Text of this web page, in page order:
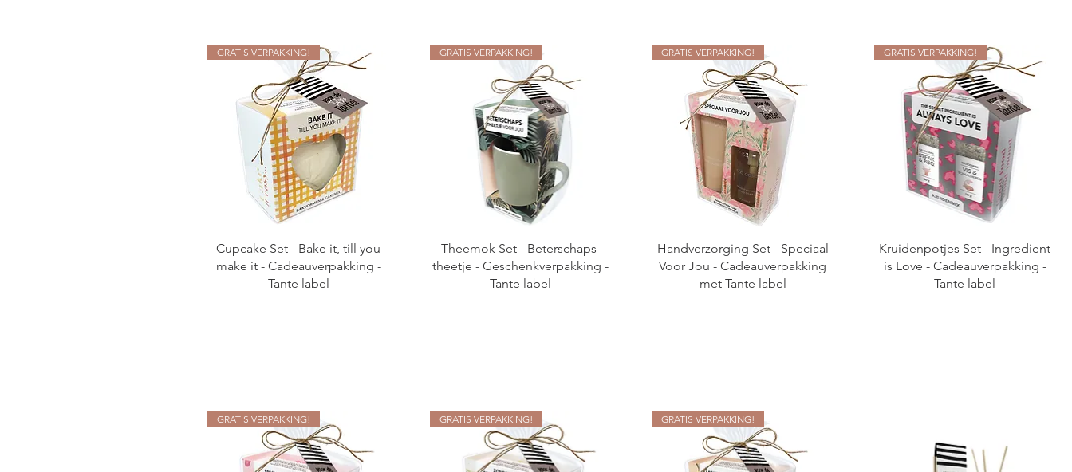
GRATIS VERPAKKING!
Cupcake Set - Bake it, till you
make it - Cadeauverpakking -
Tante label
GRATIS VERPAKKING!
Theemok Set - Beterschaps-
theetje - Geschenkverpakking -
Tante label
GRATIS VERPAKKING!
Handverzorging Set - Speciaal
Voor Jou - Cadeauverpakking
met Tante label
GRATIS VERPAKKING!
Kruidenpotjes Set - Ingredient
is Love - Cadeauverpakking -
Tante label
GRATIS VERPAKKING! GRATIS VERPAKKING! GRATIS VERPAKKING!